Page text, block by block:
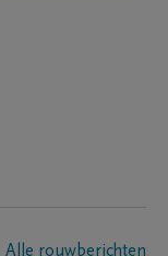
Alle rouwberichten